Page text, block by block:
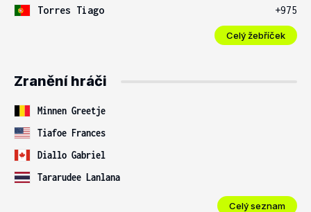
Torres Tiago
+975
Celý žebříček
Zranění hráči
Minnen Greetje
Tiafoe Frances
Diallo Gabriel
Tararudee Lanlana
Celý seznam